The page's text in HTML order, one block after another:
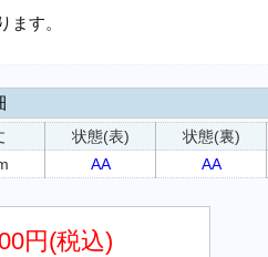
ます。
状態(表)
AA
状態(裏)
AA
円(税込)